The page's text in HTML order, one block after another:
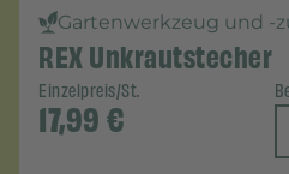
Gartenwerkzeug und -
REX Unkrautstecher
Einzelpreis/St.
17,99€